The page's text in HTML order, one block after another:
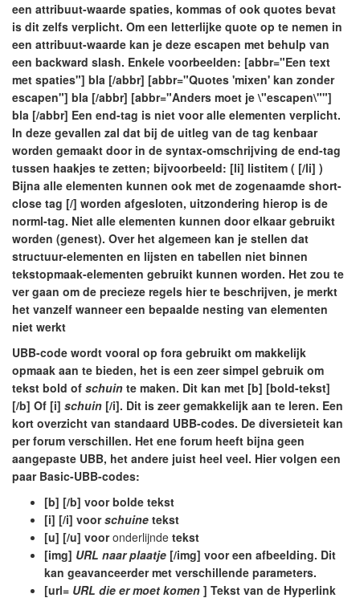
een attribuut-waarde spaties, kommas of ook quotes bevat
is dit zelfs verplicht. Om een letterlijke quote op te nemen in
een attribuut-waarde kan je deze escapen met behulp van
een backward slash. Enkele voorbeelden: [abbr="Een text
met spaties"] bla [/abbr] [abbr="Quotes 'mixen' kan zonder
escapen"] bla [/abbr] [abbr="Anders moet je \"escapen\""]
bla [/abbr] Een end-tag is niet voor alle elementen verplicht.
In deze gevallen zal dat bij de uitleg van de tag kenbaar
worden gemaakt door in de syntax-omschrijving de end-tag
tussen haakjes te zetten; bijvoorbeeld: [li] listitem ( [/li] )
Bijna alle elementen kunnen ook met de zogenaamde short-
close tag [/] worden afgesloten, uitzondering hierop is de
norml-tag. Niet alle elementen kunnen door elkaar gebruikt
worden (genest). Over het algemeen kan je stellen dat
structuur-elementen en lijsten en tabellen niet binnen
tekstopmaak-elementen gebruikt kunnen worden. Het zou te
ver gaan om de precieze regels hier te beschrijven, je merkt
het vanzelf wanneer een bepaalde nesting van elementen
niet werkt
UBB-code wordt vooral op fora gebruikt om makkelijk
opmaak aan te bieden, het is een zeer simpel gebruik om
tekst bold of schuin te maken. Dit kan met [b] [bold-tekst]
[/b] Of [i] schuin [/i]. Dit is zeer gemakkelijk aan te leren. Een
kort overzicht van standaard UBB-codes. De diversieteit kan
per forum verschillen. Het ene forum heeft bijna geen
aangepaste UBB, het andere juist heel veel. Hier volgen een
paar Basic-UBB-codes:
[b] [/b] voorbolde tekst
[i] [/i] voorschuine tekst
[u] [/u] vooronderlijnde tekst
[img] URL naar plaatje [/img] voor een afbeelding. Dit
kan geavanceerder met verschillende parameters.
[url= URL die er moet komen ] Tekst van de Hyperlink